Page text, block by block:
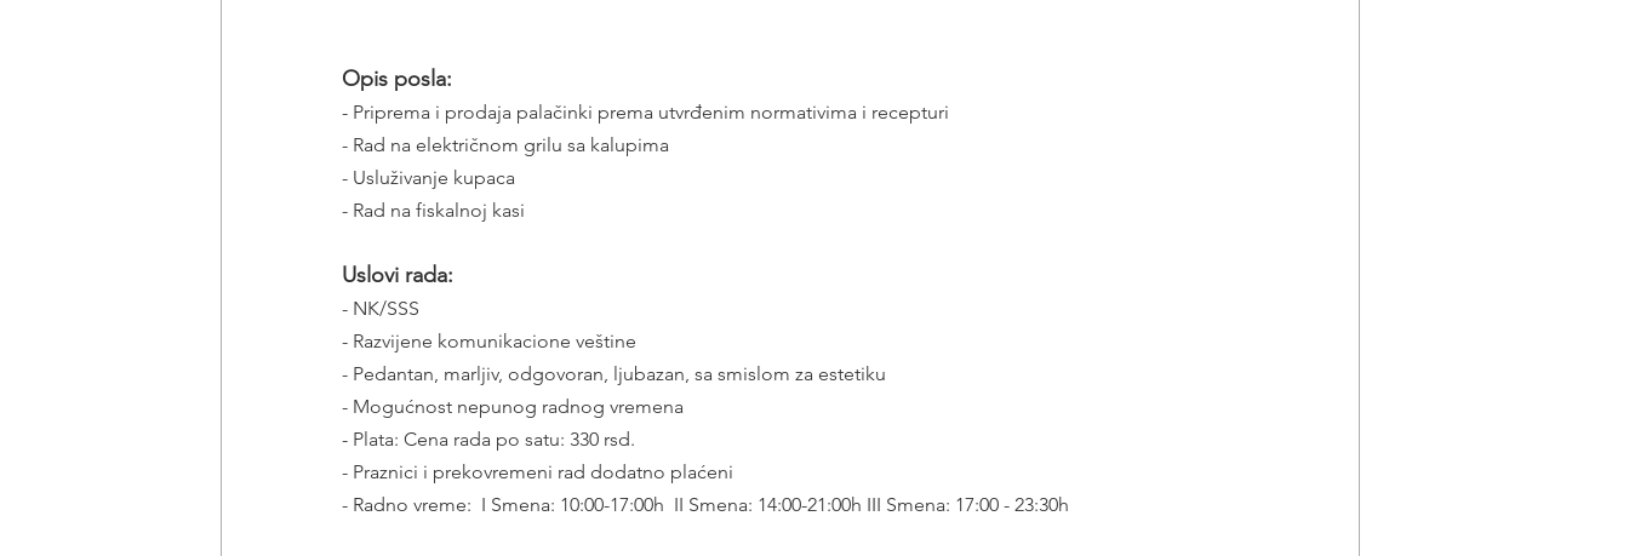
Opis posla:
- Priprema i prodaja palačinki prema utvrđenim normativima i recepturi
- Rad na električnom grilu sa kalupima
- Usluživanje kupaca
- Rad na fiskalnoj kasi
Uslovi rada:
- NK/SSS
- Razvijene komunikacione veštine
- Pedantan, marljiv, odgovoran, ljubazan, sa smislom za estetiku
- Mogućnost nepunog radnog vremena
- Plata: Cena rada po satu: 330 rsd.
- Praznici i prekovremeni rad dodatno plaćeni
- Radno vreme:  I Smena: 10:00-17:00h  II Smena: 14:00-21:00h III Smena: 17:00 - 23:30h